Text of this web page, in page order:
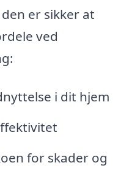
er sikker at
ved
i dit hjem
for skader og